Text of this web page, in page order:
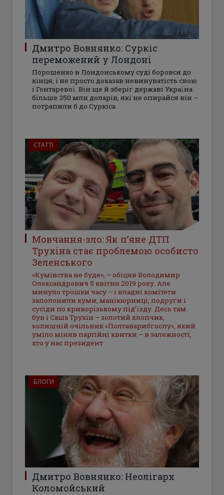
Дмитро Вовнянко: Суркіс
переможений у Лондоні
Порошенко в Лондонському суді боровся до
кінця, і не просто доказав невинуватість свою
і Гонтаревої. Він ще й зберіг державі Україна
більше 350 млн доларів, які не опирайся він –
потрапили б до Суркіса
СТАТТІ
Мовчання-зло: Як п’яне ДТП
Трухіна стає проблемою особисто
Зеленського
«Кумівства не буде», – обіцяв Володимир
Олександрович 5 квітня 2019 року. Але
минуло трошки часу – і владні комітети
заполонили куми, манікюрниці, подруги і
сусіди по криворізькому під’їзду. Десь там
був і Саша Трухін – золотий хлопчик,
колишній очільник «Полтаварибгоспу», який
уміло міняв партійні квитки – в залежності,
хто у нас президент
БЛОГИ
Дмитро Вовнянко: Неолігарх
Коломойський